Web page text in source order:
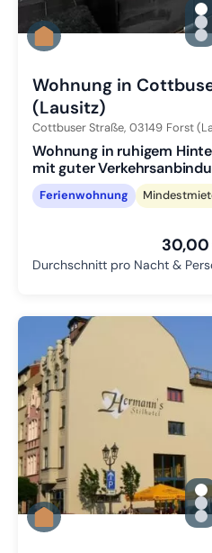
Wohnung in
(Lausitz)
Cottbuser Straße, 03149 Forst
Wohnung in ruhigem
mit guter
Ferienwohnung
Durchschnitt pro Nacht &